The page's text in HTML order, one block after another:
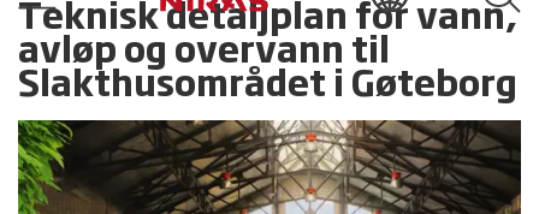
Teknisk detaljplan for vann,
avløp og overvann til
Slakthusområdet i Gøteborg